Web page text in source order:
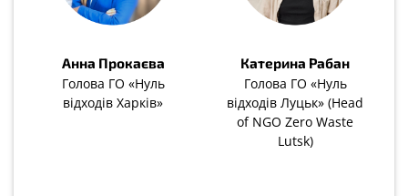
Анна Прокаєва
Голова ГО «Нуль
відходів Харків»
Катерина Рабан
Голова ГО «Нуль
відходів Луцьк» (Head
of NGO Zero Waste
Lutsk)